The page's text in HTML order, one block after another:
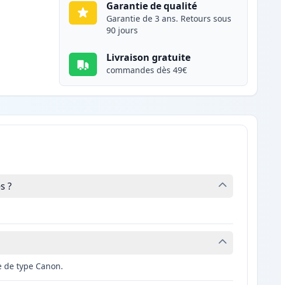
Garantie de qualité
Garantie de 3 ans. Retours sous
90 jours
Livraison gratuite
commandes dès 49€
?
de type Canon.